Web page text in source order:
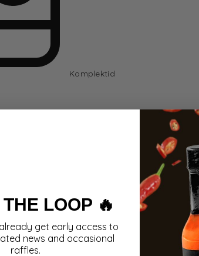
Komplektid
LOOP 🔥
already get early access to
news and occasional
raffles.